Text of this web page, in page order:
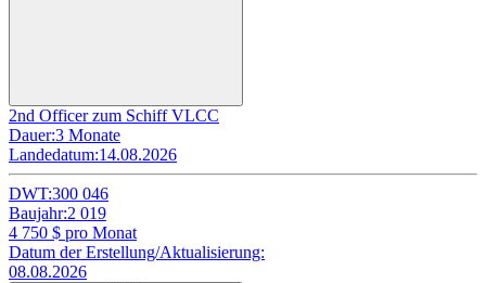
2nd Officer zum Schiff VLCC
Dauer:3 Monate
Landedatum:14.08.2026
DWT:300 046
Baujahr:2 019
4 750 $ pro Monat
Datum der Erstellung/Aktualisierung:
08.08.2026